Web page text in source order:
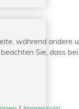
während
Sie, dass